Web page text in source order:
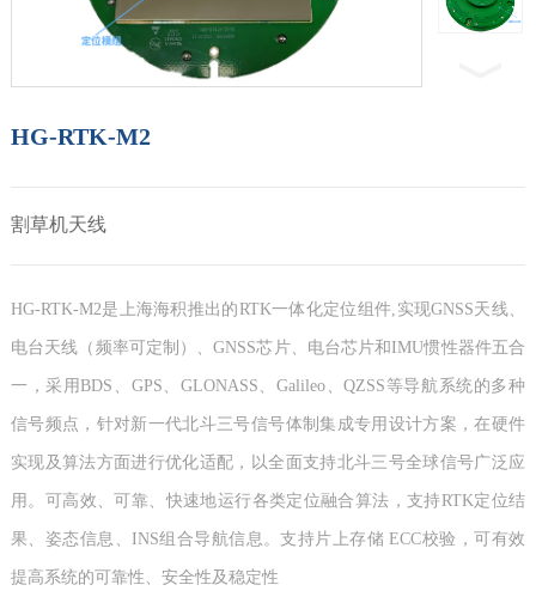
HG-RTK-M2
割草机天线
HG-RTK-M2是上海海积推出的RTK一体化定位组件,实现GNSS天线、
电台天线（频率可定制）、GNSS芯片、电台芯片和IMU惯性器件五合
一，采用BDS、GPS、GLONASS、Galileo、QZSS等导航系统的多种
信号频点，针对新一代北斗三号信号体制集成专用设计方案，在硬件
实现及算法方面进行优化适配，以全面支持北斗三号全球信号广泛应
用。可高效、可靠、快速地运行各类定位融合算法，支持RTK定位结
果、姿态信息、INS组合导航信息。支持片上存储 ECC校验，可有效
提高系统的可靠性、安全性及稳定性